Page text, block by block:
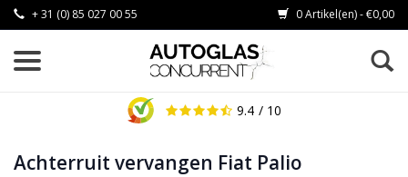
+ 31 (0) 85 027 00 55 0 Artikel(en) - €0,00
9.4 / 10
Achterruit vervangen Fiat Palio